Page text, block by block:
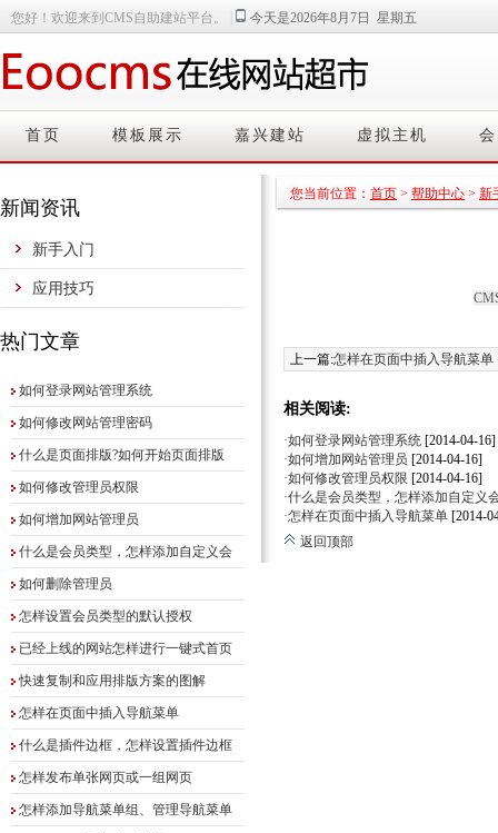
您好！欢迎来到CMS自助建站平台。 今天是2026年8月7日 星期五
首页 模板展示 嘉兴建站 虚拟主机
新闻资讯
新手入门
应用技巧
热门文章
如何登录网站管理系统
如何修改网站管理密码
什么是页面排版?如何开始页面排版
如何修改管理员权限
如何增加网站管理员
什么是会员类型，怎样添加自定义会
如何删除管理员
怎样设置会员类型的默认授权
已经上线的网站怎样进行一键式首页
快速复制和应用排版方案的图解
怎样在页面中插入导航菜单
什么是插件边框，怎样设置插件边框
怎样发布单张网页或一组网页
怎样添加导航菜单组、管理导航菜单
您当前位置： 首页 > 帮助中心 > 新
上一篇:怎样在页面中插入导航菜单
相关阅读:
·如何登录网站管理系统 [2014-04-16]
·如何增加网站管理员 [2014-04-16]
·如何修改管理员权限 [2014-04-16]
·什么是会员类型，怎样添加自定义
·怎样在页面中插入导航菜单 [2014-
返回顶部